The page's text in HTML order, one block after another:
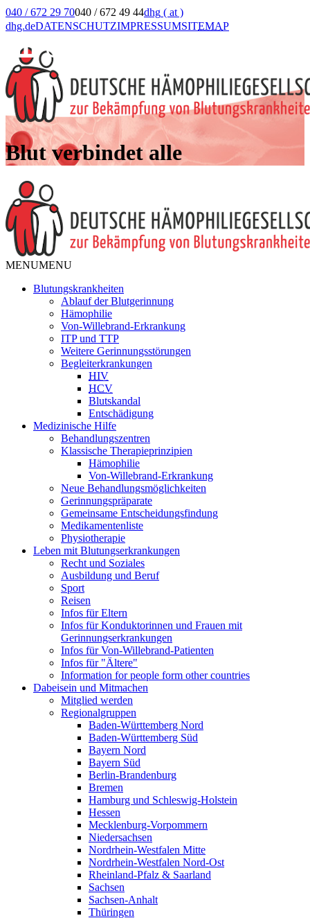
040 / 672 29 70040 / 672 49 44dhg ( at )
dhg.deDATENSCHUTZIMPRESSUMSITEMAP
Blut verbindet alle
MENUMENU
Blutungskrankheiten
Ablauf der Blutgerinnung
Hämophilie
Von-Willebrand-Erkrankung
ITP und TTP
Weitere Gerinnungsstörungen
Begleiterkrankungen
HIV
HCV
Blutskandal
Entschädigung
Medizinische Hilfe
Behandlungszentren
Klassische Therapieprinzipien
Hämophilie
Von-Willebrand-Erkrankung
Neue Behandlungsmöglichkeiten
Gerinnungspräparate
Gemeinsame Entscheidungsfindung
Medikamentenliste
Physiotherapie
Leben mit Blutungserkrankungen
Recht und Soziales
Ausbildung und Beruf
Sport
Reisen
Infos für Eltern
Infos für Konduktorinnen und Frauen mit
Gerinnungserkrankungen
Infos für Von-Willebrand-Patienten
Infos für "Ältere"
Information for people form other countries
Dabeisein und Mitmachen
Mitglied werden
Regionalgruppen
Baden-Württemberg Nord
Baden-Württemberg Süd
Bayern Nord
Bayern Süd
Berlin-Brandenburg
Bremen
Hamburg und Schleswig-Holstein
Hessen
Mecklenburg-Vorpommern
Niedersachsen
Nordrhein-Westfalen Mitte
Nordrhein-Westfalen Nord-Ost
Rheinland-Pfalz & Saarland
Sachsen
Sachsen-Anhalt
Thüringen